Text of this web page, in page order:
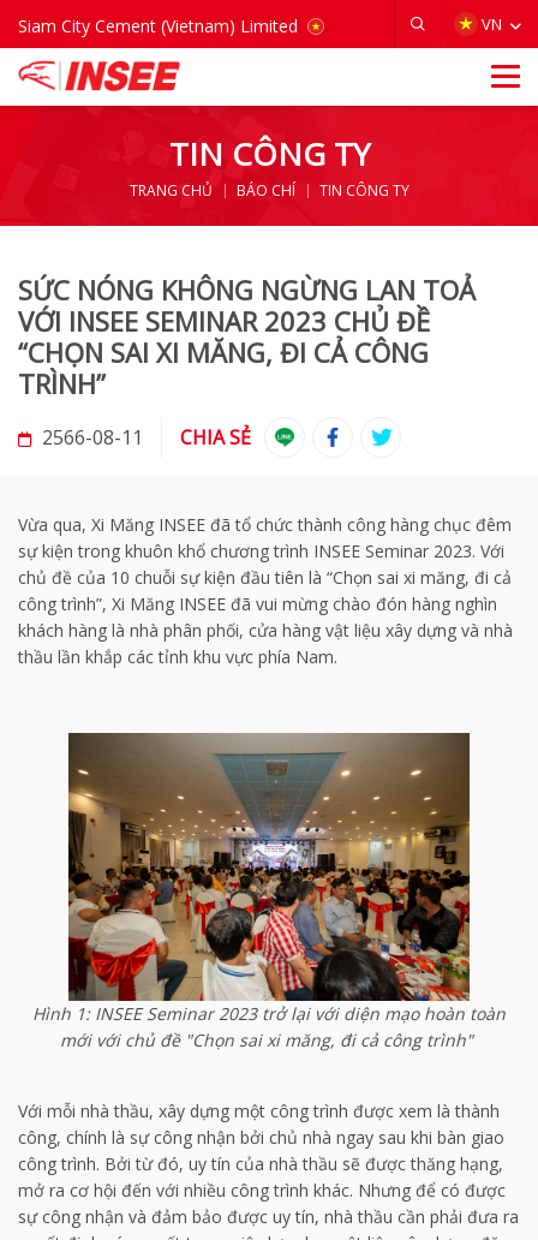
Siam City Cement (Vietnam) Limited VN
TIN CÔNG TY
TRANG CHỦ BÁO CHÍ TIN CÔNG TY
SỨC NÓNG KHÔNG NGỪNG LAN TOẢ
VỚI INSEE SEMINAR 2023 CHỦ ĐỀ
“CHỌN SAI XI MĂNG, ĐI CẢ CÔNG
TRÌNH”
2566-08-11 CHIA SẺ
Vừa qua, Xi Măng INSEE đã tổ chức thành công hàng chục đêm
sự kiện trong khuôn khổ chương trình INSEE Seminar 2023. Với
chủ đề của 10 chuỗi sự kiện đầu tiên là “Chọn sai xi măng, đi cả
công trình”, Xi Măng INSEE đã vui mừng chào đón hàng nghìn
khách hàng là nhà phân phối, cửa hàng vật liệu xây dựng và nhà
thầu lần khắp các tỉnh khu vực phía Nam.
Hình 1: INSEE Seminar 2023 trở lại với diện mạo hoàn toàn
mới với chủ đề "Chọn sai xi măng, đi cả công trình"
Với mỗi nhà thầu, xây dựng một công trình được xem là thành
công, chính là sự công nhận bởi chủ nhà ngay sau khi bàn giao
công trình. Bởi từ đó, uy tín của nhà thầu sẽ được thăng hạng,
mở ra cơ hội đến với nhiều công trình khác. Nhưng để có được
sự công nhận và đảm bảo được uy tín, nhà thầu cần phải đưa ra